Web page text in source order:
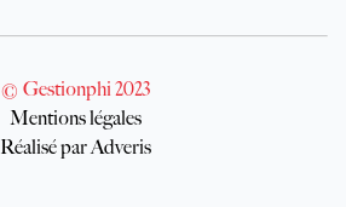
© Gestionphi 2023
Mentions légales
Réalisé par Adveris